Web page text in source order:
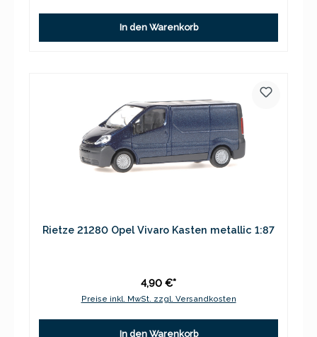
In den Warenkorb
Rietze 21280 Opel Vivaro Kasten metallic 1:87
4,90 €*
Preise inkl. MwSt. zzgl. Versandkosten
In den Warenkorb